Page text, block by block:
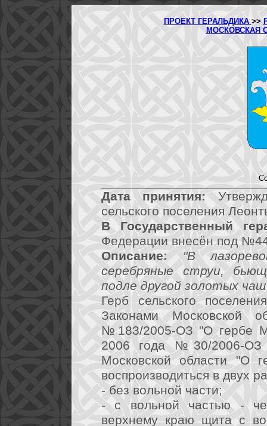
ПРОЕКТ ГЕРАЛЬДИКА >>
МОСКОВСКАЯ
Дата принятия:
сельского поселения
В Государственный
Федерации внесён под
Описание:
"В
серебряные струи,
подле другой золотых
Герб сельского
Законами Московской
№183/2005-ОЗ "О гербе
2006 года №30/2006-ОЗ
Московской области "О
воспроизводиться в двух
- без вольной части;
- с вольной частью -
верхнему краю щита с